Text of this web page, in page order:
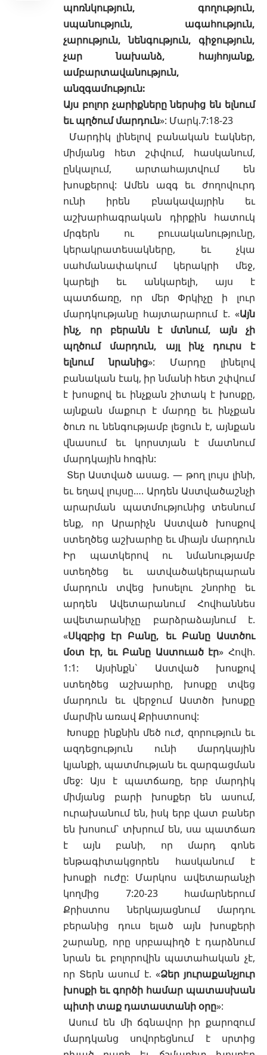
պոռնկություն, գողություն,
սպանություն, ագահություն,
չարություն, նենգություն, գիջություն,
չար նախանձ, հայհոյանք,
ամբարտավանություն,
անզգամություն:
Այս բոլոր չարիքները ներսից են ելնում
եւ պղծում մարդուն»: Մարկ.7:18-23
Մարդիկ լինելով բանական էակներ,
միմյանց հետ շփվում, հասկանում,
ընկալում, արտահայտվում են
խոսքերով: Ամեն ազգ եւ ժողովուրդ
ունի իրեն բնակավայրին եւ
աշխարհագրական դիրքին հատուկ
մրգերն ու բուսականությունը,
կերակրատեսակները, եւ չկա
սահմանափակում կերակրի մեջ,
կարելի եւ անկարելի, այս է
պատճառը, որ մեր Փրկիչը ի լուր
մարդկությանը հայտարարում է. «Այն
ինչ, որ բերանն է մտնում, այն չի
պղծում մարդուն, այլ ինչ դուրս է
ելնում նրանից»: Մարդը լինելով
բանական էակ, իր նմանի հետ շփվում
է խոսքով եւ ինչքան շիտակ է խոսքը,
այնքան մաքուր է մարդը եւ ինչքան
ծուռ ու նենգությամբ լեցուն է, այնքան
վնասում եւ կորստյան է մատնում
մարդկային հոգին:
Տեր Աստված ասաց. — թող լույս լինի,
եւ եղավ լույսը…. Արդեն Աստվածաշնչի
արարման պատմությունից տեսնում
ենք, որ Արարիչն Աստված խոսքով
ստեղծեց աշխարհը եւ միայն մարդուն
Իր պատկերով ու նմանությամբ
ստեղծեց եւ ատվածակերպարան
մարդուն տվեց խոսելու շնորհը եւ
արդեն Ավետարանում Հովհաննես
ավետարանիչը բարձրաձայնում է.
«Սկզբից էր Բանը, եւ Բանը Աստծու
մօտ էր, եւ Բանը Աստուած էր» Հովհ.
1:1: Այսինքն` Աստված խոսքով
ստեղծեց աշխարհը, խոսքը տվեց
մարդուն եւ վերջում Աստծո խոսքը
մարմին առավ Քրիստոսով:
Խոսքը ինքնին մեծ ուժ, զորություն եւ
ազդեցություն ունի մարդկային
կյանքի, պատմության եւ զարգացման
մեջ: Այս է պատճառը, երբ մարդիկ
միմյանց բարի խոսքեր են ասում,
ուրախանում են, իսկ երբ վատ բաներ
են խոսում` տխրում են, սա պատճառ
է այն բանի, որ մարդ գոնե
ենթագիտակցորեն հասկանում է
խոսքի ուժը: Մարկոս ավետարանչի
կողմից 7:20-23համարներում
Քրիստոս ներկայացնում մարդու
բերանից դուս ելած այն խոսքերի
շարանը, որը սրբապիղծ է դարձնում
նրան եւ բոլորովին պատահական չէ,
որ Տերն ասում է. «Ձեր յուրաքանչյուր
խոսքի եւ գործի համար պատասխան
պիտի տաք դատաստանի օրը»:
Ասում են մի ճգնավոր իր քարոզում
մարդկանց սովորեցնում է սրտից